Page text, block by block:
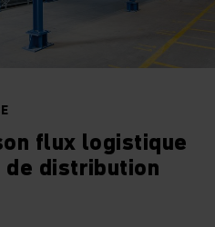
flux logistique
de distribution